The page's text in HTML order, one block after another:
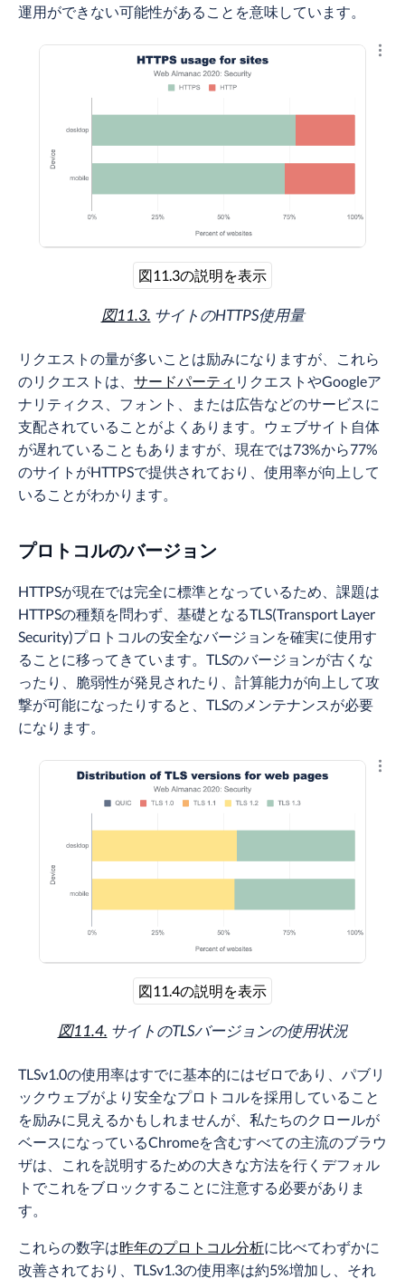
運用ができない可能性があることを意味しています。
結
図11.3の説明を表示
図11.3. サイトのHTTPS使用量
リクエストの量が多いことは励みになりますが、これら
のリクエストは、 サードパーティ リクエストやGoogleア
ナリティクス、フォント、または広告などのサービスに
支配されていることがよくあります。ウェブサイト自体
が遅れていることもありますが、現在では73%から77%
のサイトがHTTPSで提供されており、使用率が向上して
いることがわかります。
プロトコルのバージョン
HTTPSが現在では完全に標準となっているため、課題は
HTTPSの種類を問わず、基礎となるTLS(Transport Layer
Security)プロトコルの安全なバージョンを確実に使用す
ることに移ってきています。TLSのバージョンが古くな
ったり、脆弱性が発見されたり、計算能力が向上して攻
撃が可能になったりすると、TLSのメンテナンスが必要
になります。
結
図11.4の説明を表示
図11.4. サイトのTLSバージョンの使用状況
TLSv1.0の使用率はすでに基本的にはゼロであり、パブリ
ックウェブがより安全なプロトコルを採用していること
を励みに見えるかもしれませんが、私たちのクロールが
ベースになっているChromeを含むすべての主流のブラウ
ザは、これを説明するための大きな方法を行くデフォル
トでこれをブロックすることに注意する必要がありま
す。
これらの数字は昨年のプロトコル分析に比べてわずかに
改善されており、TLSv1.3の使用率は約5%増加し、それ